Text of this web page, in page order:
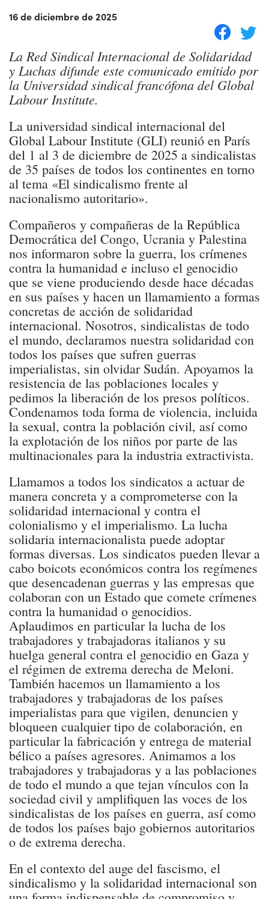
16 de diciembre de 2025
La Red Sindical Internacional de Solidaridad
y Luchas difunde este comunicado emitido por
la Universidad sindical francófona del Global
Labour Institute.
La universidad sindical internacional del
Global Labour Institute (GLI) reunió en París
del 1 al 3 de diciembre de 2025 a sindicalistas
de 35 países de todos los continentes en torno
al tema «El sindicalismo frente al
nacionalismo autoritario».
Compañeros y compañeras de la República
Democrática del Congo, Ucrania y Palestina
nos informaron sobre la guerra, los crímenes
contra la humanidad e incluso el genocidio
que se viene produciendo desde hace décadas
en sus países y hacen un llamamiento a formas
concretas de acción de solidaridad
internacional. Nosotros, sindicalistas de todo
el mundo, declaramos nuestra solidaridad con
todos los países que sufren guerras
imperialistas, sin olvidar Sudán. Apoyamos la
resistencia de las poblaciones locales y
pedimos la liberación de los presos políticos.
Condenamos toda forma de violencia, incluida
la sexual, contra la población civil, así como
la explotación de los niños por parte de las
multinacionales para la industria extractivista.
Llamamos a todos los sindicatos a actuar de
manera concreta y a comprometerse con la
solidaridad internacional y contra el
colonialismo y el imperialismo. La lucha
solidaria internacionalista puede adoptar
formas diversas. Los sindicatos pueden llevar a
cabo boicots económicos contra los regímenes
que desencadenan guerras y las empresas que
colaboran con un Estado que comete crímenes
contra la humanidad o genocidios.
Aplaudimos en particular la lucha de los
trabajadores y trabajadoras italianos y su
huelga general contra el genocidio en Gaza y
el régimen de extrema derecha de Meloni.
También hacemos un llamamiento a los
trabajadores y trabajadoras de los países
imperialistas para que vigilen, denuncien y
bloqueen cualquier tipo de colaboración, en
particular la fabricación y entrega de material
bélico a países agresores. Animamos a los
trabajadores y trabajadoras y a las poblaciones
de todo el mundo a que tejan vínculos con la
sociedad civil y amplifiquen las voces de los
sindicalistas de los países en guerra, así como
de todos los países bajo gobiernos autoritarios
o de extrema derecha.
En el contexto del auge del fascismo, el
sindicalismo y la solidaridad internacional son